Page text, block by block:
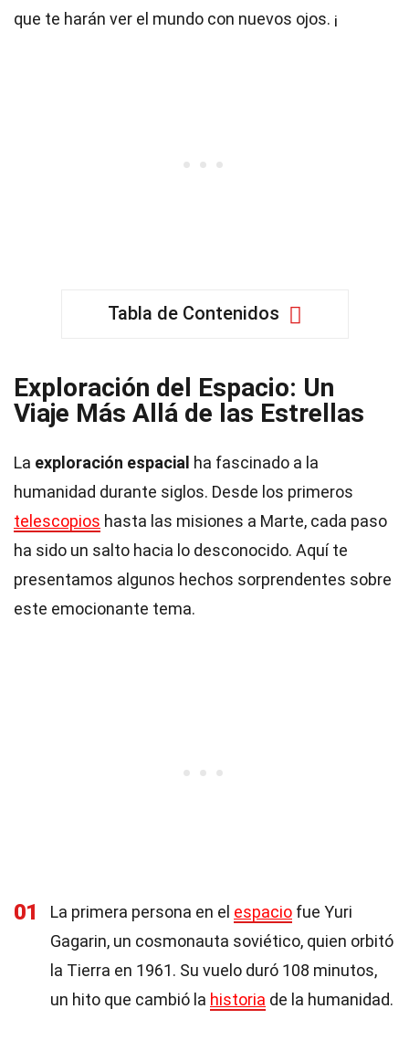
que te harán ver el mundo con nuevos ojos. ¡
Tabla de Contenidos
Exploración del Espacio: Un
Viaje Más Allá de las Estrellas
La exploración espacial ha fascinado a la
humanidad durante siglos. Desde los primeros
telescopios hasta las misiones a Marte, cada paso
ha sido un salto hacia lo desconocido. Aquí te
presentamos algunos hechos sorprendentes sobre
este emocionante tema.
01 La primera persona en el espacio fue Yuri
Gagarin, un cosmonauta soviético, quien orbitó
la Tierra en 1961. Su vuelo duró 108 minutos,
un hito que cambió la historia de la humanidad.